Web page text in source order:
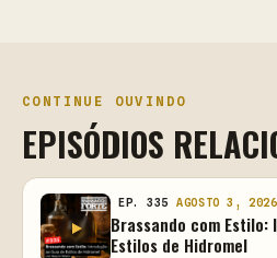
CONTINUE OUVINDO
EPISÓDIOS
EP. 335 AGOSTO 3,
Brassando com Estilo:
Estilos de Hidromel